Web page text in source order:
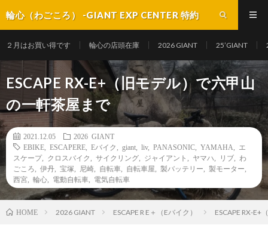
輪心（わごころ） -GIANT EXP CENTER 特約
２月はお買い得です 輪心の店頭在庫 2026 GIANT 25’GIANT
ESCAPE RX-E+（旧モデル）で六甲山
の一軒茶屋まで
2021.12.05
2026 GIANT
EBIKE
ESCAPERE Eバイク giant liv, PANASONIC YAMAHA
エ
スケープ, クロスバイク サイクリング ジャイアント ヤマハ リブ
わ
ごころ
伊丹 宝塚 尼崎 自転車 自転車屋 製バッテリー 製モーター
西宮
輪心 電動自転車 電気自転車
HOME 2026 GIANT ESCAPE R E＋（Eバイク） ESCAPE RX-